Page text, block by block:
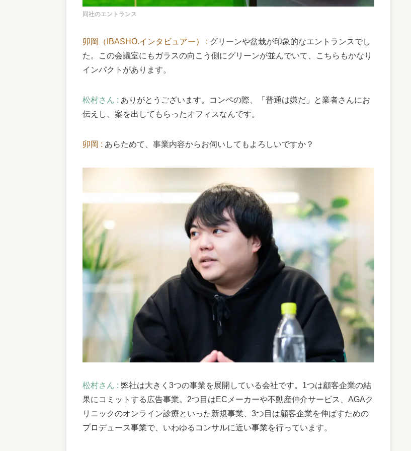
同社のエントランス
卯岡（IBASHO.インタビュアー） : グリーンや盆栽が印象的なエントランスでし
た。この会議室にもガラスの向こう側にグリーンが並んでいて、こちらもかなり
インパクトがあります。
松村さん : ありがとうございます。コンペの際、「普通は嫌だ」と業者さんにお
伝えし、案を出してもらったオフィスなんです。
卯岡 : あらためて、事業内容からお伺いしてもよろしいですか？
松村さん : 弊社は大きく3つの事業を展開している会社です。1つは顧客企業の結
果にコミットする広告事業。2つ目はECメーカーや不動産仲介サービス、AGAク
リニックのオンライン診療といった新規事業、3つ目は顧客企業を伸ばすための
プロデュース事業で、いわゆるコンサルに近い事業を行っています。